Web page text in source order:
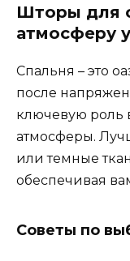
Шторы для
атмосферу
Спальня – это
после
ключевую роль
атмосферы.
или темные
обеспечивая
Советы по